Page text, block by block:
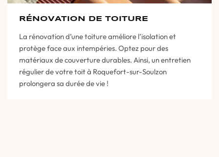
RÉNOVATION DE TOITURE
La rénovation d’une toiture améliore l’isolation et
protège face aux intempéries. Optez pour des
matériaux de couverture durables. Ainsi, un entretien
régulier de votre toit à Roquefort-sur-Soulzon
prolongera sa durée de vie !